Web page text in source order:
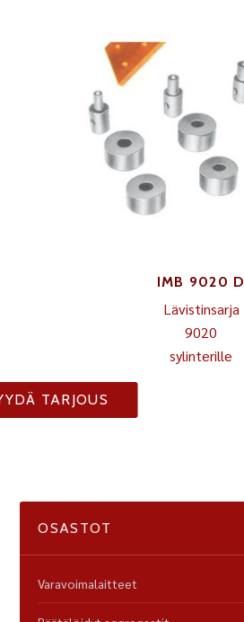
IMB 9020 D
Lävistinsarja
9020
sylinterille
TARJOUS
OSASTOT
Varavoimalaitteet